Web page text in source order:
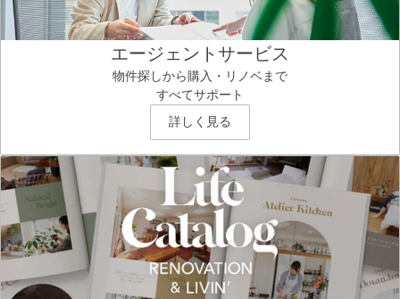
エージェントサービス
物件探しから購入・リノベまで
すべてサポート
詳しく見る